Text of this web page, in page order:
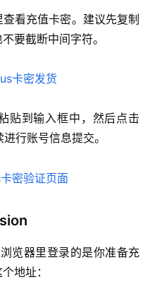
看充值卡密。建议先复制
要截断中间字符。
贴到输入框中，然后点击
行账号信息提交。
览器里登录的是你准备充
地址：